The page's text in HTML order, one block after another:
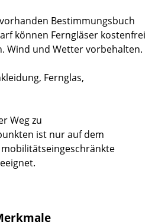
Bestimmungsbuch
können Ferngläser kostenfrei
Wind und Wetter vorbehalten.
Fernglas,
Weg zu
ist nur auf dem